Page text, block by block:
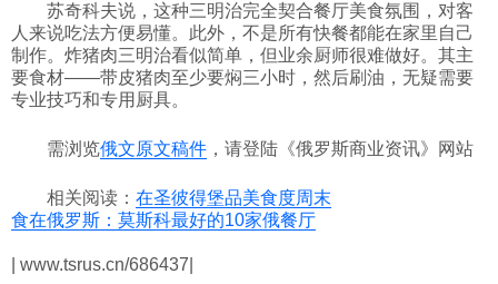
苏奇科夫说，这种三明治完全契合餐厅美食氛围，对客
人来说吃法方便易懂。此外，不是所有快餐都能在家里自己
制作。炸猪肉三明治看似简单，但业余厨师很难做好。其主
要食材——带皮猪肉至少要焖三小时，然后刷油，无疑需要
专业技巧和专用厨具。
需浏览俄文原文稿件 ，请登陆《俄罗斯商业资讯》网站
相关阅读： 在圣彼得堡品美食度周末
食在俄罗斯：莫斯科最好的10家俄餐厅
| www.tsrus.cn/686437|